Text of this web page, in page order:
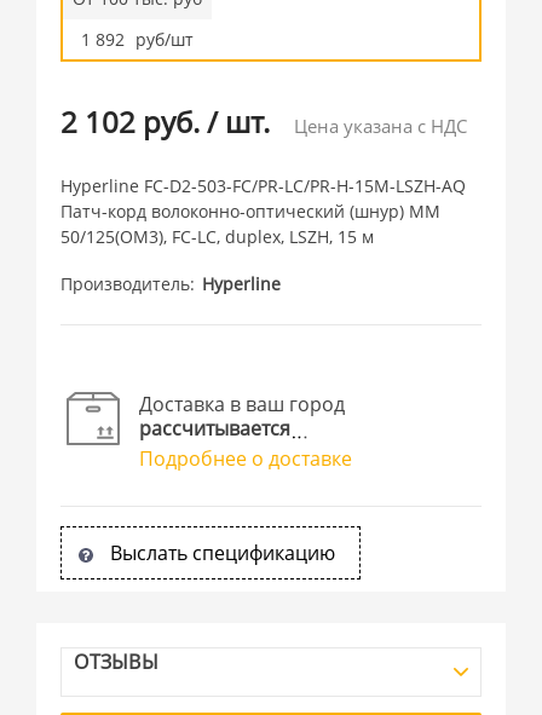
1 892 руб/шт
2 102 руб./ шт. Цена указана с НДС
Hyperline FC-D2-503-FC/PR-LC/PR-H-15M-LSZH-AQ
Патч-корд волоконно-оптический (шнур) MM
50/125(OM3), FC-LC, duplex, LSZH, 15 м
Производитель Hyperline
Доставка в ваш город
рассчитывается
Подробнее о доставке
Выслать спецификацию
ОТЗЫВЫ